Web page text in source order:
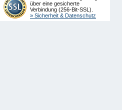
über eine gesicherte
Verbindung (256-Bit-SSL).
» Sicherheit & Datenschutz